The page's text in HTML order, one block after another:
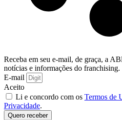
Receba em seu e-mail, de graça, a
notícias e informações do franchising.
E-mail
Aceito
Li e concordo com os Termos de
Privacidade.
Quero receber